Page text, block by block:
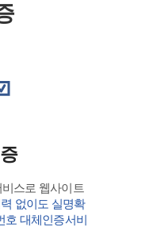
스로 웹사이트
없이도 실명확
호 대체인증서비